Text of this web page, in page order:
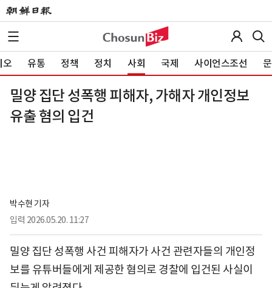
오 유통 정책 정치 사회 국제 사이언스조선
밀양 집단 성폭행 피해자, 가해자 개인정보
유출 혐의 입건
박수현 기자
입력 2026.05.20. 11:27
밀양 집단 성폭행 사건 피해자가 사건 관련자들의 개인정
보를 유튜버들에게 제공한 혐의로 경찰에 입건된 사실이